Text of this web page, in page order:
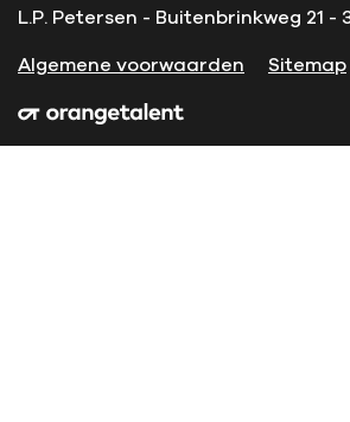
L.P. Petersen - Buitenbrinkweg 21 -
Algemene voorwaarden Sitemap